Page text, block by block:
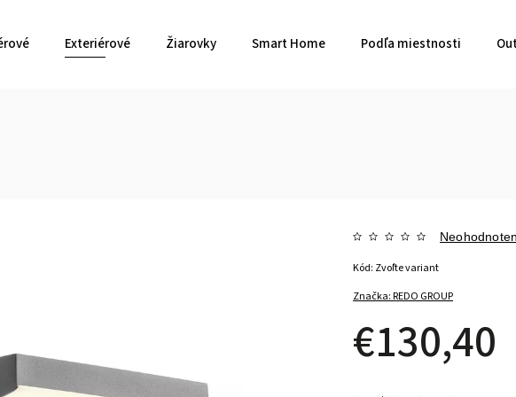
Exteriérové Žiarovky Smart Home Podľa miestnosti
Značka:REDO GROUP
€130,40
Kód: Zvoľte variant